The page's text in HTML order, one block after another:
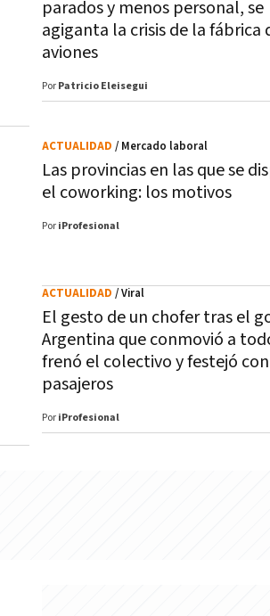
parados y menos personal, se
agiganta la crisis de la fábrica
aviones
Por Patricio Eleisegui
Las provincias en las que se
el coworking: los motivos
ACTUALIDAD / Mercado laboral
Por iProfesional
El gesto de un chofer tras el
Argentina que conmovió a
frenó el colectivo y festejó
pasajeros
ACTUALIDAD / Viral
Por iProfesional